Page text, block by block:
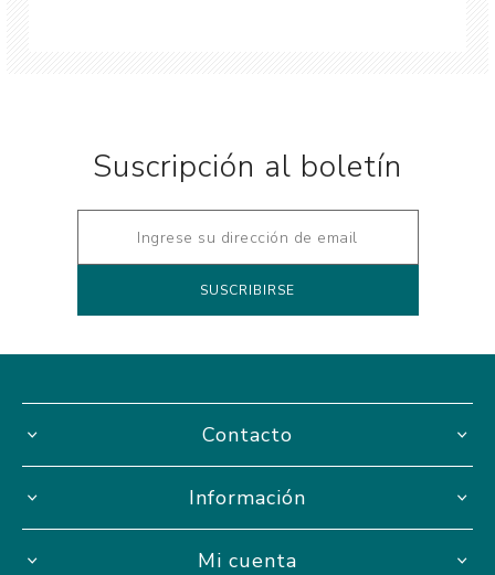
Suscripción al boletín
Contacto
Información
Mi cuenta